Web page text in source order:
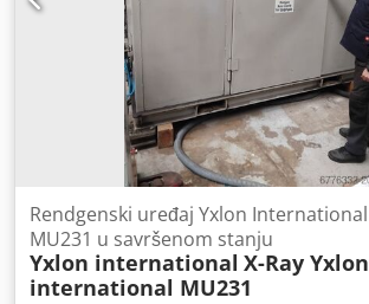
Rendgenski uređaj Yxlon International
MU231 u savršenom stanju
Yxlon international X-Ray Yxlon
international MU231